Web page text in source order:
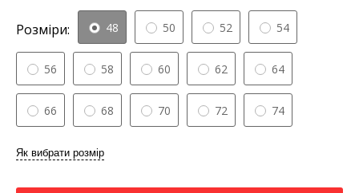
Розміри: 48 50 52 54
56 58 60 62 64
66 68 70 72 74
Як вибрати розмір